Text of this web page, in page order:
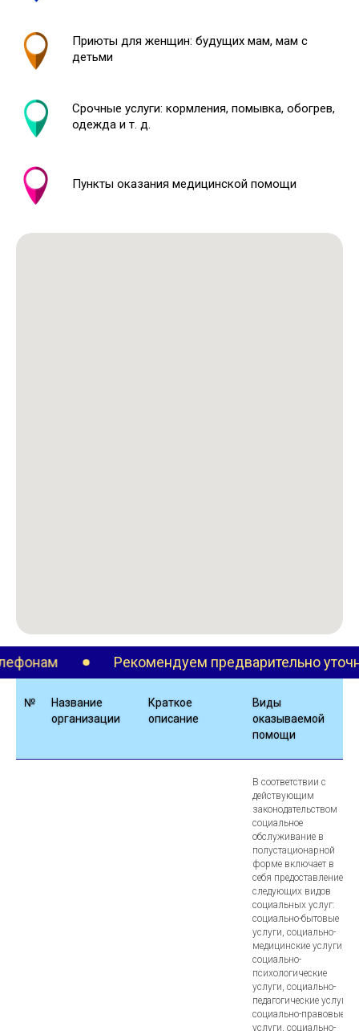
Приюты для женщин: будущих мам, мам с
детьми
Срочные услуги: кормления, помывка, обогрев,
одежда и т. д.
Пункты оказания медицинской помощи
Рекомендуем предварительно
№
Название
организации
Краткое
описание
Виды
оказываемой
помощи
В соответствии с
действующим
законодательством
социальное
обслуживание в
полустационарной
форме включает в
себя предоставление
следующих видов
социальных услуг:
социально-бытовые
услуги, социально-
медицинские услуги,
социально-
психологические
услуги, социально-
педагогические услуги,
социально-правовые
услуги, социально-